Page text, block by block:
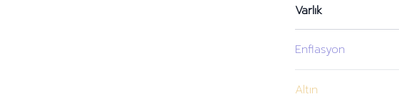
Varlık
Enflasyon
Altın